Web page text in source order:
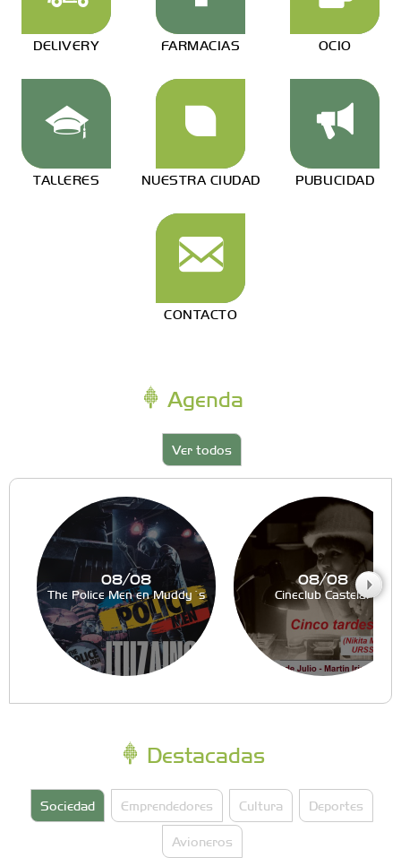
DELIVERY FARMACIAS OCIO
TALLERES NUESTRA CIUDAD PUBLICIDAD
CONTACTO
Agenda
Ver todos
08/08
The Police Men en Muddy´s
08/08
Cineclub Castelar
Destacadas
Sociedad Emprendedores Cultura Deportes
Avioneros